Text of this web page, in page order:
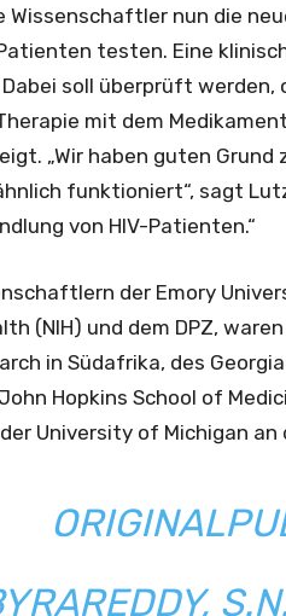
Wissenschaftler nun die
testen. Eine
soll überprüft werden,
mit dem
„Wir haben guten Grund
funktioniert“, sagt
von HIV-Patienten.“
der Emory
(NIH) und dem DPZ,
in Südafrika, des
Hopkins School of
University of Michigan